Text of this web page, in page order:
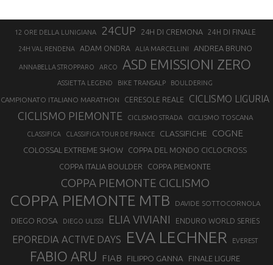
12 ORE DELLA LUNIGIANA 24CUP 24H DI CREMONA 24H DI FINALE
24H VAL RENDENA ADAM ONDRA ALIA MARCELLINI ANDREA BRUNO
ANNABELLA STROPPARO ARCO ASD EMISSIONI ZERO
ASSIETTA LEGEND BIKE TRANSALP BOULDERING
CAMPIONATO ITALIANO MARATHON CERESOLE REALE CICLISMO LIGURIA
CICLISMO PIEMONTE CICLISMO STRADA CICLISMO TOSCANA
CLASSIFICA CLASSIFICA TOUR DE FRANCE CLASSIFICHE COGNE
COLOSSAL EXTREME SHOW
COPPA DEL MONDO CICLOCROSS
COPPA ITALIA BOULDER
COPPA PIEMONTE
COPPA PIEMONTE CICLISMO
COPPA PIEMONTE MTB DAVIDE SOTTOCORNOLA
DIEGO ROSA DIEGO ULISSI ELIA VIVIANI ENDURO WORLD SERIES
EPOREDIA ACTIVE DAYS EVA LECHNER EVEREST
FABIO ARU FIAB FILIPPO GANNA FINALE LIGURE